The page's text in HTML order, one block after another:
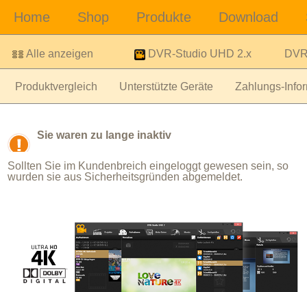
Alle anzeigen DVR-Studio UHD 2.x
Produktvergleich Unterstützte Geräte Zahlungs-
Sie waren zu lange inaktiv
Sollten Sie im Kundenbreich eingeloggt gewesen sein, so
wurden sie aus Sicherheitsgründen abgemeldet.